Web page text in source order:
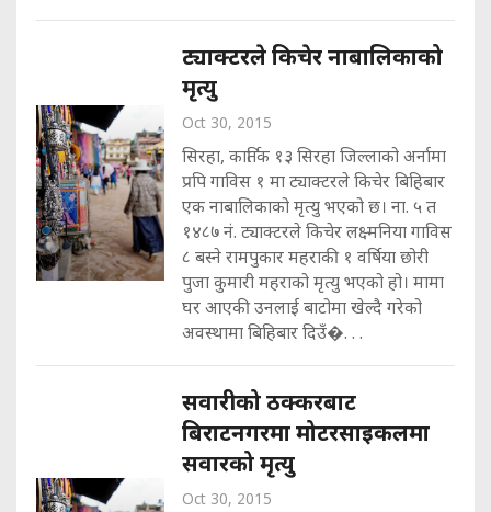
ट्याक्टरले किचेर नाबालिकाको
मृत्यु
Oct 30, 2015
सिरहा, कार्तिक १३ सिरहा जिल्लाको अर्नामा
प्रपि गाविस १ मा ट्याक्टरले किचेर बिहिबार
एक नाबालिकाको मृत्यु भएको छ। ना. ५ त
१४८७ नं. ट्याक्टरले किचेर लक्ष्मनिया गाविस
८ बस्ने रामपुकार महराकी १ वर्षिया छोरी
पुजा कुमारी महराको मृत्यु भएको हो। मामा
घर आएकी उनलाई बाटोमा खेल्दै गरेको
अवस्थामा बिहिबार दिउँ�. . .
सवारीको ठक्करबाट
बिराटनगरमा मोटरसाइकलमा
सवारको मृत्यु
Oct 30, 2015